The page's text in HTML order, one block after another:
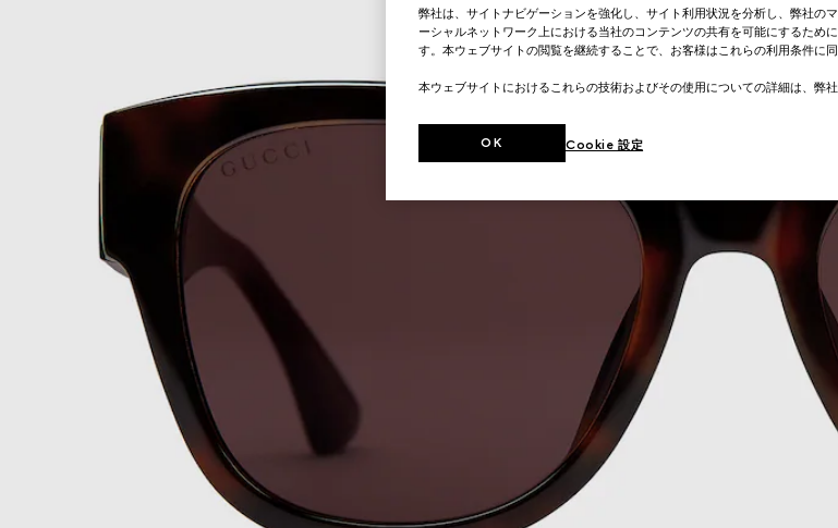
弊社は、サイトナビゲーションを強化し、サイト利用状況を分析し、弊社の
ーシャルネットワーク上における当社のコンテンツの共有を可能にするため
す。本ウェブサイトの閲覧を継続することで、お客様はこれらの利用条件に
本ウェブサイトにおけるこれらの技術およびその使用についての詳細は、弊
Cookie 設定
OK